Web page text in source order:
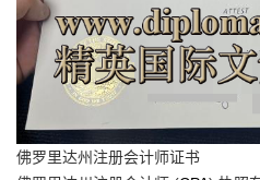
佛罗里达州注册会计师证书